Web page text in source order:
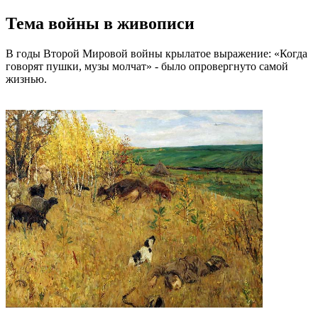
Тема войны в живописи
В годы Второй Мировой войны крылатое выражение: «Когда
говорят пушки, музы молчат» - было опровергнуто самой
жизнью.